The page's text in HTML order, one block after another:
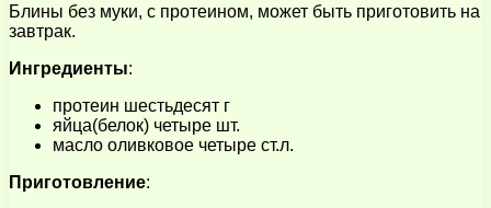
Блины без муки, с протеином, может быть приготовить на
завтрак.
Ингредиенты:
протеин шестьдесят г
яйца(белок) четыре шт.
масло оливковое четыре ст.л.
Приготовление: